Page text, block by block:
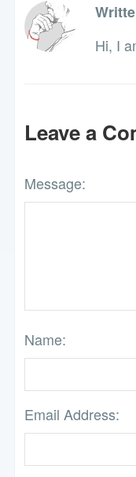
Hi, I
Leave a
Message:
Name:
Email Address: